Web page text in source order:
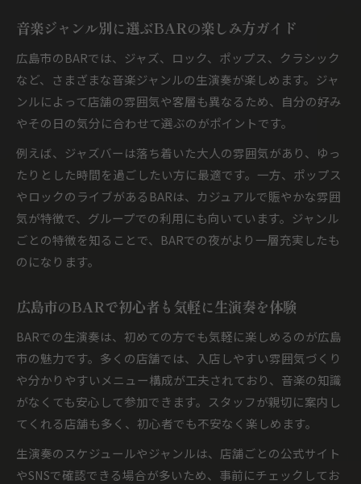
音楽ジャンル別に選ぶBARの楽しみ方ガイド
広島市のBARでは、ジャズ、ロック、ポップス、クラシック
など、さまざまな音楽ジャンルの生演奏が楽しめます。ジャ
ンルによって店舗の雰囲気や客層も異なるため、自分の好み
やその日の気分に合わせて選ぶのがポイントです。
例えば、ジャズバーは落ち着いた大人の雰囲気があり、ゆっ
たりとした時間を過ごしたい方に最適です。一方、ポップス
やロックのライブがあるBARは、カジュアルで賑やかな雰囲
気が特徴で、グループでの利用にも向いています。ジャンル
ごとの特徴を知ることで、BARでの夜がより一層充実したも
のになります。
広島市のBARで初心者も気軽に生演奏を体験
BARでの生演奏は、初めての方でも気軽に楽しめるのが広島
市の魅力です。多くの店舗では、入店しやすい雰囲気づくり
や分かりやすいメニュー構成が工夫されており、音楽の知識
がなくても安心して参加できます。スタッフが親切に案内し
てくれる店舗も多く、初心者でも不安なく楽しめます。
生演奏のスケジュールやジャンルは、店舗ごとの公式サイト
やSNSで確認できる場合が多いため、事前にチェックしてお